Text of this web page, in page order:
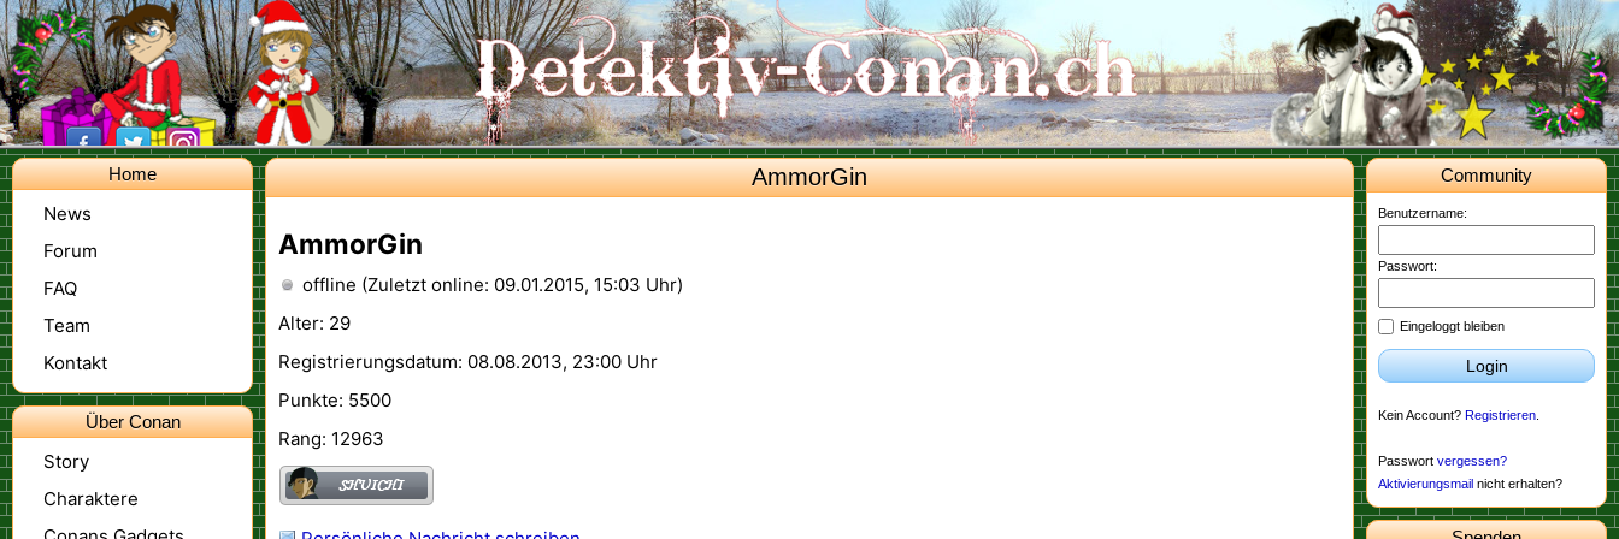
Home
News
Forum
FAQ
Team
Kontakt
Über Conan
Story
Charaktere
Community
Benutzername:
Passwort:
Eingeloggt bleiben
Login
Kein Account? Registrieren
Passwort vergessen?
Aktivierungsmail nicht erhalten?
AmmorGin
AmmorGin
offline (Zuletzt online: 09.01.2015, 15:03 Uhr)
Alter: 29
Registrierungsdatum: 08.08.2013, 23:00 Uhr
Punkte: 5500
Rang: 12963